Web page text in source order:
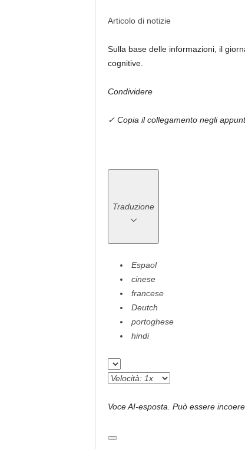
Articolo di notizie
Sulla base delle informazioni, il
cognitive.
Condividere
✓ Copia il collegamento negli
Traduzione
Espaol
cinese
francese
Deutch
portoghese
hindi
Voce AI-esposta. Può essere